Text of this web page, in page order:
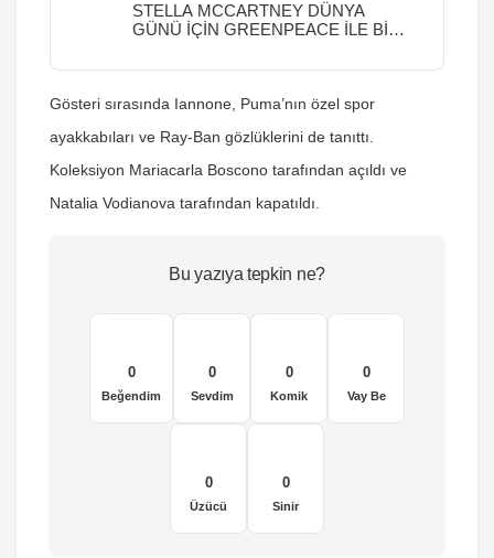
STELLA MCCARTNEY DÜNYA
GÜNÜ İÇİN GREENPEACE İLE BİR
Gösteri sırasında Iannone, Puma’nın özel spor
ayakkabıları ve Ray-Ban gözlüklerini de tanıttı.
Koleksiyon Mariacarla Boscono tarafından açıldı ve
Natalia Vodianova tarafından kapatıldı.
Bu yazıya tepkin ne?
0
Beğendim
0
Sevdim
0
Komik
0
Vay Be
0
Üzücü
0
Sinir